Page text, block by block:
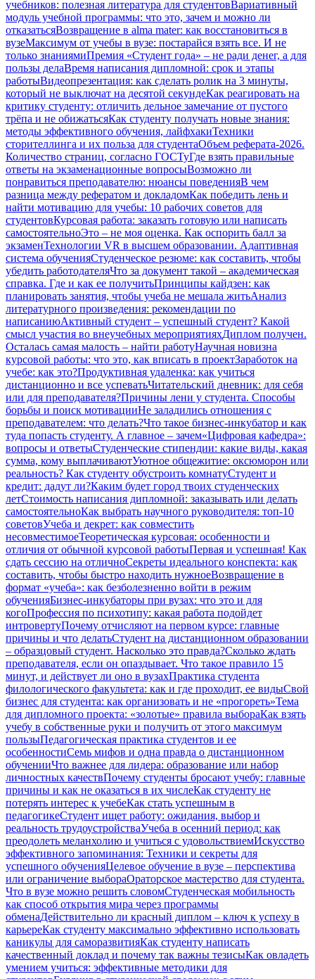
учебников: полезная литература для студентовВариативный
модуль учебной программы: что это, зачем и можно ли
отказатьсяВозвращение в alma mater: как восстановиться в
вузеМаксимум от учебы в вузе: постарайся взять все. И не
только знаниямиПремия «Студент года» – не ради денег, а для
пользы делаВремя написания дипломной: срок и этапы
работыВидеопрезентация: как сделать ролик на 3 минуты,
который не выключат на десятой секундеКак реагировать на
критику студенту: отличить дельное замечание от пустого
трёпа и не обижатьсяКак студенту получать новые знания:
методы эффективного обучения, лайфхакиТехники
сторителлинга и их польза для студентаОбъем реферата-2026.
Количество страниц, согласно ГОСТуГде взять правильные
ответы на экзаменационные вопросыВозможно ли
понравиться преподавателю: нюансы поведенияВ чем
разница между рефератом и докладомКак победить лень и
найти мотивацию для учебы: 10 рабочих советов для
студентовКурсовая работа: заказать готовую или написать
самостоятельноЭто – не моя оценка. Как оспорить балл за
экзаменТехнологии VR в высшем образовании. Адаптивная
система обученияСтуденческое резюме: как составить, чтобы
убедить работодателяЧто за документ такой – академическая
справка. Где и как ее получитьПринципы кайдзен: как
планировать занятия, чтобы учеба не мешала житьАнализ
литературного произведения: рекомендации по
написаниюАктивный студент – успешный студент? Какой
смысл участия во внеучебных мероприятияхДиплом получен.
Осталась самая малость – найти работуНаучная новизна
курсовой работы: что это, как вписать в проектЗаработок на
учебе: как это?Продуктивная удаленка: как учиться
дистанционно и все успеватьЧитательский дневник: для себя
или для преподавателя?Причины лени у студента. Способы
борьбы и поиск мотивацииНе заладились отношения с
преподавателем: что делать?Что такое бизнес-инкубатор и как
туда попасть студенту. А главное – зачем«Цифровая кафедра»:
вопросы и ответыСтуденческие стипендии: какие виды, какая
сумма, кому выплачиваютУютное общежитие: оксюморон или
реальность? Как студенту обустроить комнатуСтудент и
кредит: дадут ли?Каким будет город твоих студенческих
летСтоимость написания дипломной: заказывать или делать
самостоятельноКак выбрать научного руководителя: топ-10
советовУчеба и декрет: как совместить
несовместимоеТеоретическая курсовая: особенности и
отличия от обычной курсовой работыПервая и успешная! Как
сдать сессию на отличноСекреты идеального конспекта: как
составить, чтобы быстро находить нужноеВозвращение в
формат «учеба»: как безболезненно войти в режим
обученияБизнес-инкубаторы при вузах: что это и для
когоПрофессия по психотипу: какая работа подойдет
интровертуПочему отчисляют на первом курсе: главные
причины и что делатьСтудент на дистанционном образовании
– образцовый студент. Насколько это правда?Сколько ждать
преподавателя, если он опаздывает. Что такое правило 15
минут, и действует ли оно в вузахПрактика студента
филологического факультета: как и где проходит, ее видыСвой
бизнес для студента: как организовать и не «прогореть»Тема
для дипломного проекта: «золотые» правила выбораКак взять
учебу в собственные руки и получить от этого максимум
пользыПедагогическая практика студентов и ее
особенностиСемь мифов и одна правда о дистанционном
обученииЧто важнее для лидера: образование или набор
личностных качествПочему студенты бросают учебу: главные
причины и как не оказаться в их числеКак студенту не
потерять интерес к учебеКак стать успешным в
педагогикеСтудент ищет работу: ожидания, выбор и
реальность трудоустройстваУчеба в осенний период: как
преодолеть меланхолию и учиться с удовольствиемИскусство
эффективного запоминания: Техники и секреты для
успешного обученияЦелевое обучение в вузе – перспектива
или ограничение выбораОраторское мастерство для студента.
Что в вузе можно решить словомСтуденческая мобильность
как способ открытия мира через программы
обменаДействительно ли красный диплом – ключ к успеху в
карьереКак студенту максимально эффективно использовать
каникулы для саморазвитияКак студенту написать
качественный доклад и почему так важны тезисыКак овладеть
умением учиться: эффективные методики для